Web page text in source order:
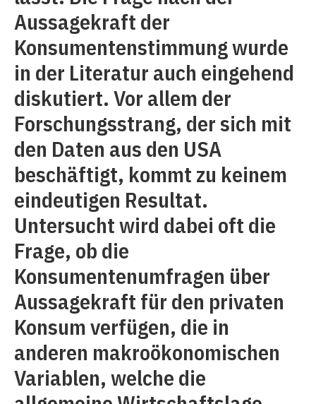
Aussagekraft der
Konsumentenstimmung wurde
in der Literatur auch eingehend
diskutiert. Vor allem der
Forschungsstrang, der sich mit
den Daten aus den USA
beschäftigt, kommt zu keinem
eindeutigen Resultat.
Untersucht wird dabei oft die
Frage, ob die
Konsumentenumfragen über
Aussagekraft für den privaten
Konsum verfügen, die in
anderen makroökonomischen
Variablen, welche die